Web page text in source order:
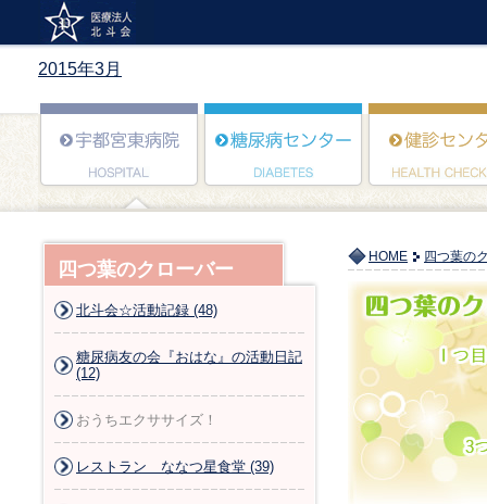
2015年3月
HOME 四つ葉の
四つ葉のクローバー
北斗会☆活動記録 (48)
糖尿病友の会『おはな』の活動日記
(12)
おうちエクササイズ！
レストラン ななつ星食堂 (39)